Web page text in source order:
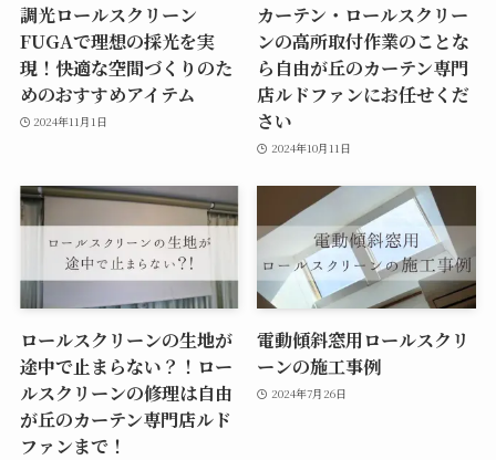
調光ロールスクリーン
FUGAで理想の採光を実
現！快適な空間づくりのた
めのおすすめアイテム
2024年11月1日
カーテン・ロールスクリー
ンの高所取付作業のことな
ら自由が丘のカーテン専門
店ルドファンにお任せくだ
さい
2024年10月11日
ロールスクリーンの生地が
途中で止まらない？！ロー
ルスクリーンの修理は自由
が丘のカーテン専門店ルド
ファンまで！
電動傾斜窓用ロールスクリ
ーンの施工事例
2024年7月26日